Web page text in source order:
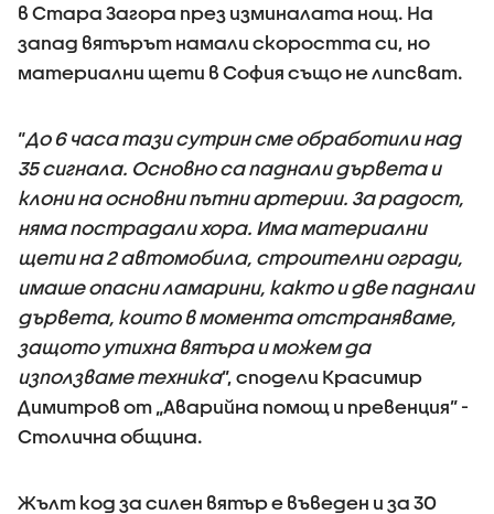
в Стара Загора през изминалата нощ. На
запад вятърът намали скоростта си, но
материални щети в София също не липсват.
“До 6 часа тази сутрин сме обработили над
35 сигнала. Основно са паднали дървета и
клони на основни пътни артерии. За радост,
няма пострадали хора. Има материални
щети на 2 автомобила, строителни огради,
имаше опасни ламарини, както и две паднали
дървета, които в момента отстраняваме,
защото утихна вятъра и можем да
използваме техника”, сподели Красимир
Димитров от „Аварийна помощ и превенция” -
Столична община.
Жълт код за силен вятър е въведен и за 30